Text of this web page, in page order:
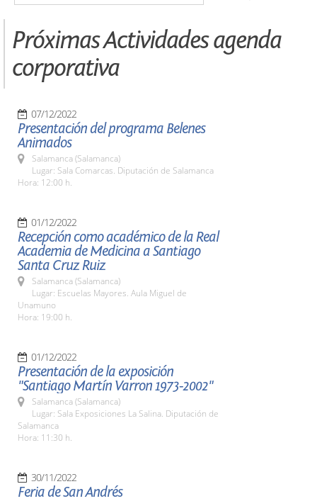
Próximas Actividades agenda
corporativa
07/12/2022
Presentación del programa Belenes
Animados
Salamanca (Salamanca)
Lugar: Sala Comarcas. Diputación de Salamanca
Hora: 12:00 h.
01/12/2022
Recepción como académico de la Real
Academia de Medicina a Santiago
Santa Cruz Ruiz
Salamanca (Salamanca)
Lugar: Escuelas Mayores. Aula Miguel de
Unamuno
Hora: 19:00 h.
01/12/2022
Presentación de la exposición
"Santiago Martín Varron 1973-2002"
Salamanca (Salamanca)
Lugar: Sala Exposiciones La Salina. Diputación de
Salamanca
Hora: 11:30 h.
30/11/2022
Feria de San Andrés